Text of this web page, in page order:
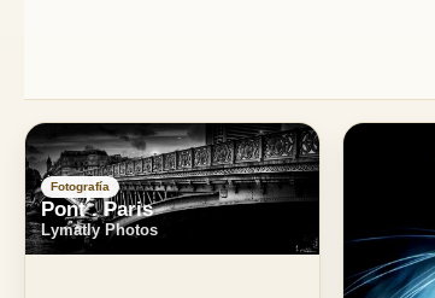
Fotografía
Pont . Paris
Lymatly Photos